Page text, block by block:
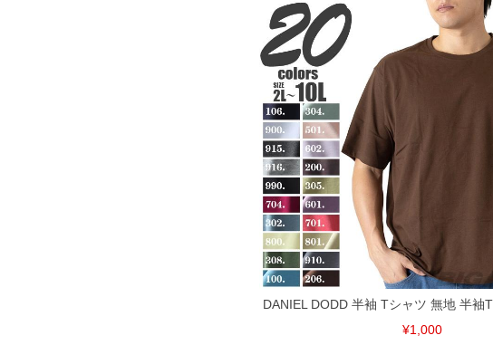
返品交換希望の方は、商品到着後1週間以内にご連絡ください。
下着(肌着)やワイシャツは商品の性質上、返品交換不可とさせて頂いております。予めご了承くださいませ。
備考欄に股下●cmとご記入下さい。（裾上げ無料対象商品は1本につき税込6,000円以上の品が対象。1本
出荷まで約1週間～20日間程お時間を頂く場合がございます。
尚、裾上げした商品は返品・交換不可となりますので、予めご了承下さい。
一部、お直しに対応出来ない商品がございます。(例：裾にファスナーや調節ひもが付いている、極端なデザ
※商品によって若干のサイズの誤差がございます。また、お客様がご使用の環境（コンピュータ画面）に
※当店での掲載商品は、実店鋪と在庫を共用しておりますので店頭での売り違い、店舗からのお取り寄せ
DANIEL DODD 半袖 Tシャツ 無地 半袖
¥1,000